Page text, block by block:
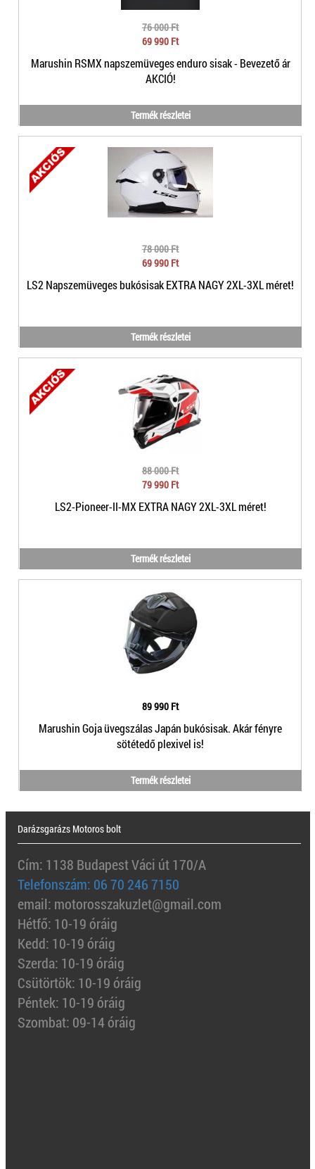
76 000 Ft
69 990 Ft
Marushin RSMX napszemüveges enduro sisak - Bevezető ár
AKCIÓ!
Termék részletei
78 000 Ft
69 990 Ft
LS2 Napszemüveges bukósisak EXTRA NAGY 2XL-3XL méret!
Termék részletei
88 000 Ft
79 990 Ft
LS2-Pioneer-II-MX EXTRA NAGY 2XL-3XL méret!
Termék részletei
89 990 Ft
Marushin Goja üvegszálas Japán bukósisak. Akár fényre
sötétedő plexivel is!
Termék részletei
Darázsgarázs Motoros bolt
Cím: 1138 Budapest Váci út 170/A
Telefonszám: 06 70 246 7150
email: motorosszakuzlet@gmail.com
Hétfő: 10-19 óráig
Kedd: 10-19 óráig
Szerda: 10-19 óráig
Csütörtök: 10-19 óráig
Péntek: 10-19 óráig
Szombat: 09-14 óráig